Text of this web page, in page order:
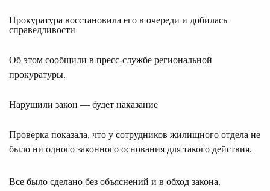
Прокуратура восстановила его в очереди и добилась
справедливости
Об этом сообщили в пресс-службе региональной
прокуратуры.
Нарушили закон — будет наказание
Проверка показала, что у сотрудников жилищного отдела не
было ни одного законного основания для такого действия.
Все было сделано без объяснений и в обход закона.